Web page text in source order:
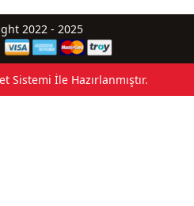
2022 - 2025
Sistemi İle Hazırlanmıştır.